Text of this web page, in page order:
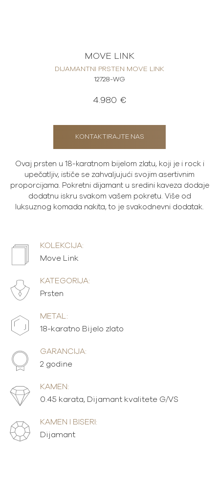
MOVE LINK
DIJAMANTNI PRSTEN MOVE LINK
12728-WG
4.980 €
KONTAKTIRAJTE NAS
Ovaj prsten u 18-karatnom bijelom zlatu, koji je i rock i
upečatljiv, ističe se zahvaljujući svojim asertivnim
proporcijama. Pokretni dijamant u sredini kaveza dodaje
dodatnu iskru svakom vašem pokretu. Više od
luksuznog komada nakita, to je svakodnevni dodatak.
KOLEKCIJA:
Move Link
KATEGORIJA:
Prsten
METAL:
18-karatno Bijelo zlato
GARANCIJA:
2 godine
KAMEN:
0.45 karata, Dijamant kvalitete G/VS
KAMEN I BISERI:
Dijamant